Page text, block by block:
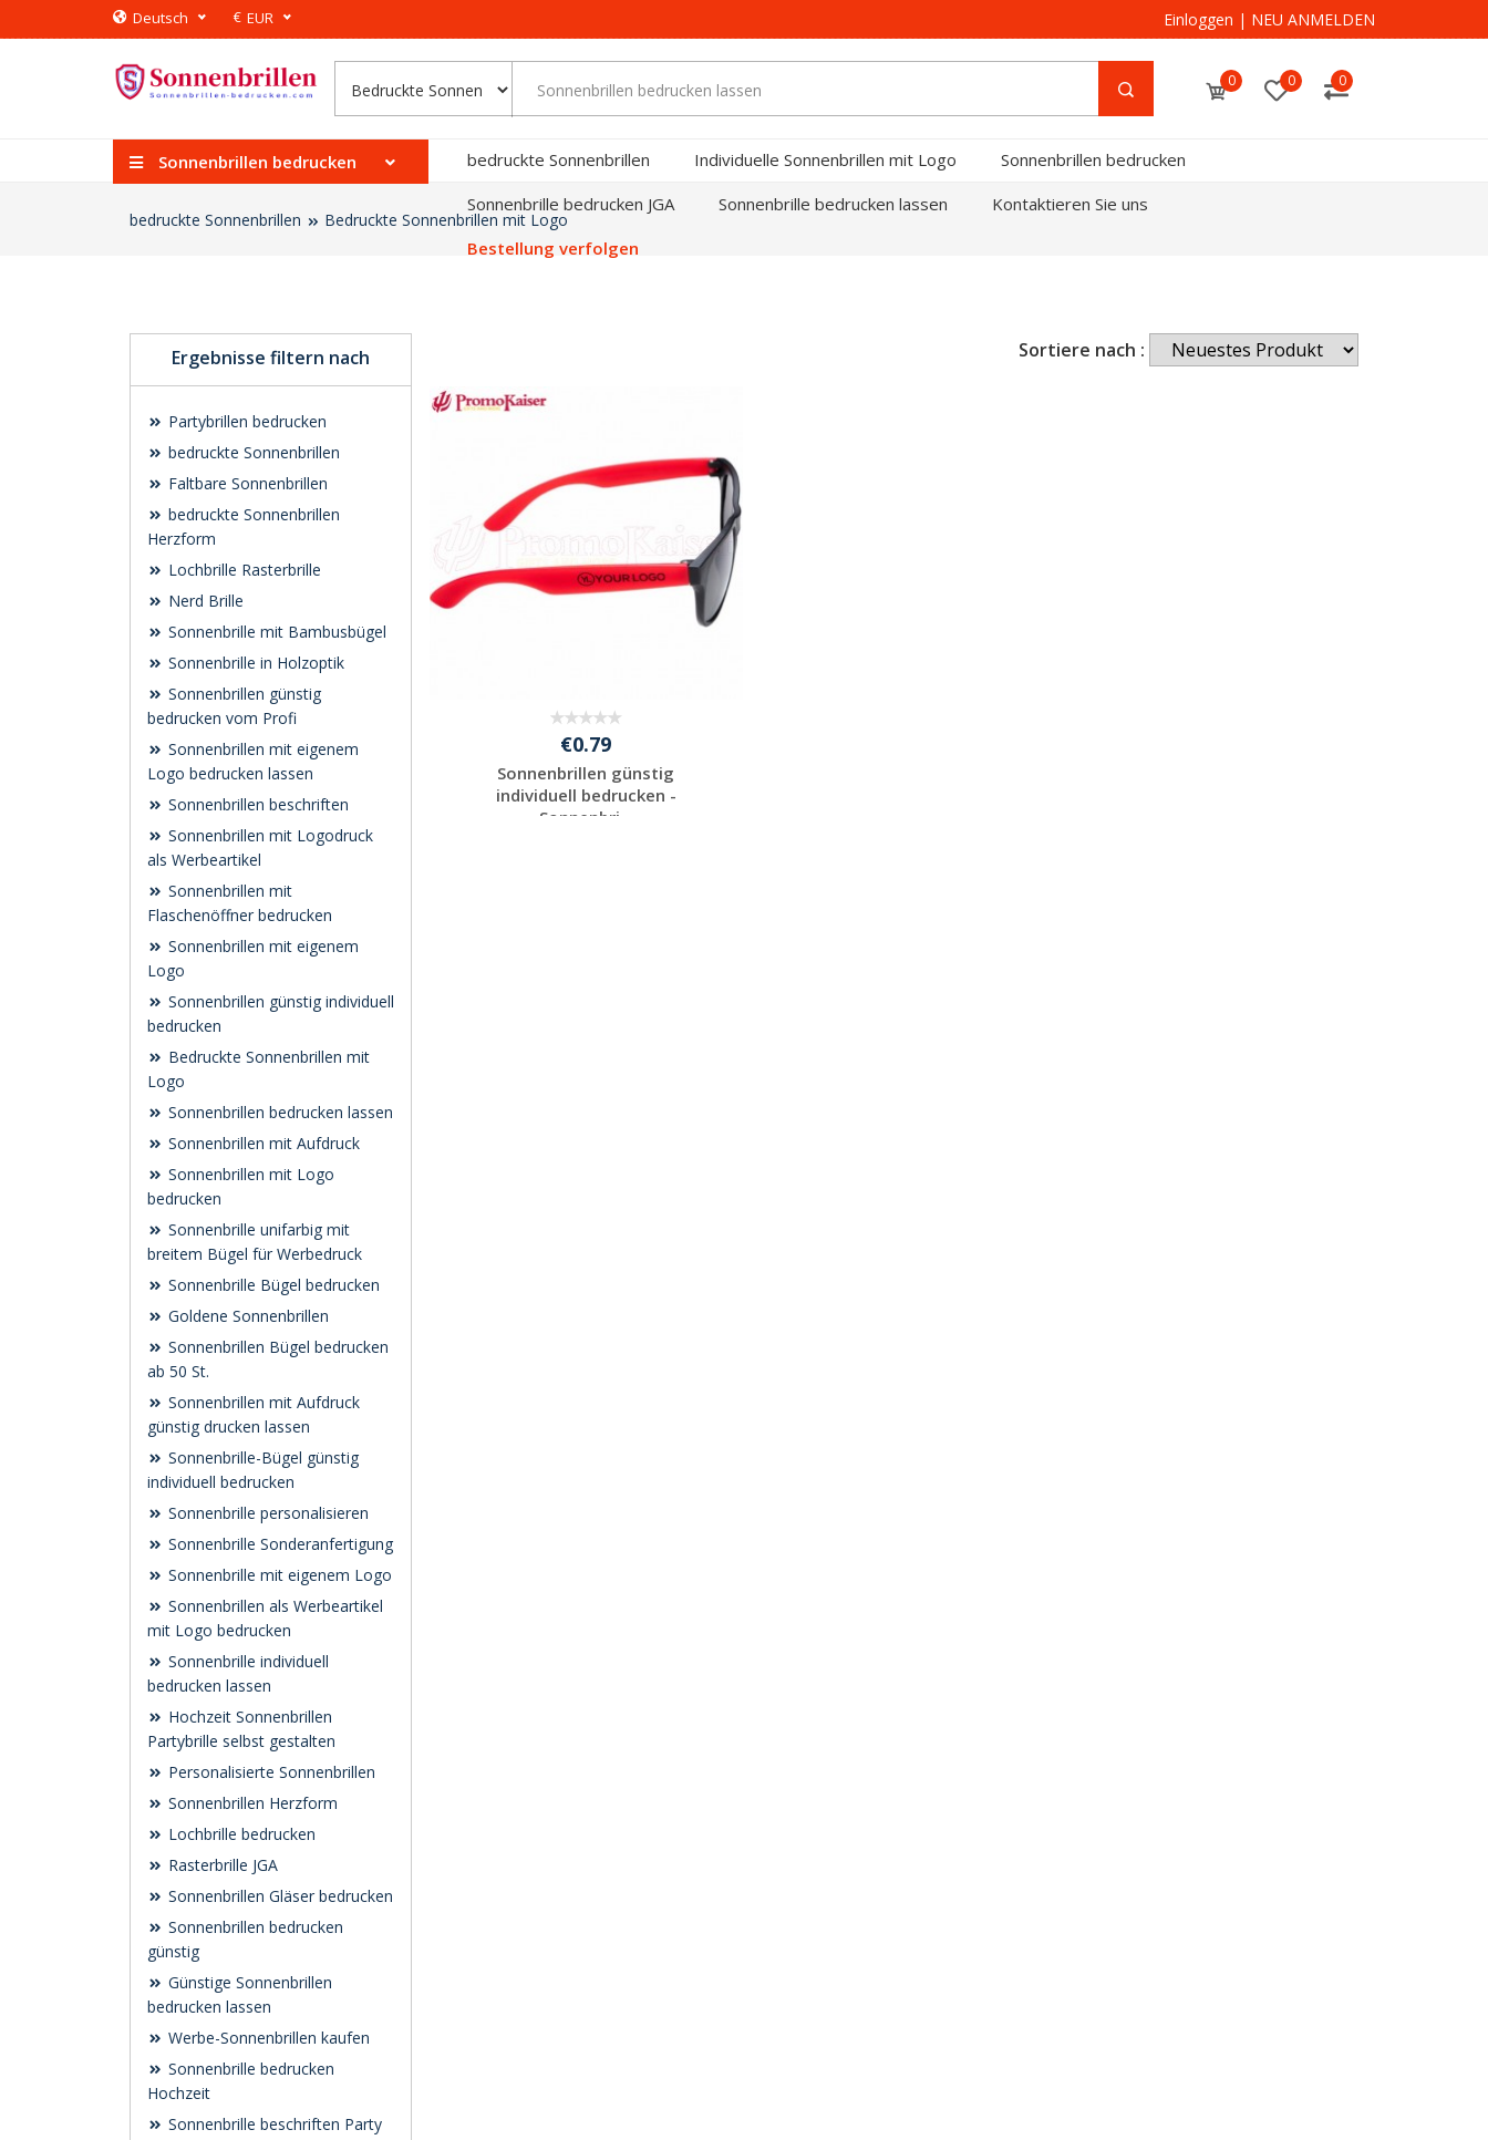
Deutsch € EUR Einloggen | NEU ANMELDEN
0 0 0
Sonnenbrillen bedrucken bedruckte Sonnenbrillen Individuelle Sonnenbrillen mit Logo
Sonnenbrillen bedrucken
Sonnenbrille bedrucken JGA
Sonnenbrille bedrucken lassen
Kontaktieren Sie uns
Bestellung verfolgen
bedruckte Sonnenbrillen Bedruckte Sonnenbrillen mit Logo
Ergebnisse filtern nach
Partybrillen bedrucken
bedruckte Sonnenbrillen
Faltbare Sonnenbrillen
bedruckte Sonnenbrillen
Herzform
Lochbrille Rasterbrille
Nerd Brille
Sonnenbrille mit Bambusbügel
Sonnenbrille in Holzoptik
Sonnenbrillen günstig
bedrucken vom Profi
Sonnenbrillen mit eigenem
Logo bedrucken lassen
Sonnenbrillen beschriften
Sonnenbrillen mit Logodruck
als Werbeartikel
Sonnenbrillen mit
Flaschenöffner bedrucken
Sonnenbrillen mit eigenem
Logo
Sonnenbrillen günstig individuell
bedrucken
Bedruckte Sonnenbrillen mit
Logo
Sonnenbrillen bedrucken lassen
Sonnenbrillen mit Aufdruck
Sonnenbrillen mit Logo
bedrucken
Sonnenbrille unifarbig mit
breitem Bügel für Werbedruck
Sonnenbrille Bügel bedrucken
Goldene Sonnenbrillen
Sonnenbrillen Bügel bedrucken
ab 50 St.
Sonnenbrillen mit Aufdruck
günstig drucken lassen
Sonnenbrille-Bügel günstig
individuell bedrucken
Sonnenbrille personalisieren
Sonnenbrille Sonderanfertigung
Sonnenbrille mit eigenem Logo
Sonnenbrillen als Werbeartikel
mit Logo bedrucken
Sonnenbrille individuell
bedrucken lassen
Hochzeit Sonnenbrillen
Partybrille selbst gestalten
Personalisierte Sonnenbrillen
Sonnenbrillen Herzform
Lochbrille bedrucken
Rasterbrille JGA
Sonnenbrillen Gläser bedrucken
Sonnenbrillen bedrucken
günstig
Günstige Sonnenbrillen
bedrucken lassen
Werbe-Sonnenbrillen kaufen
Sonnenbrille bedrucken
Hochzeit
Sonnenbrille beschriften Party
Sortiere nach :
€0.79
Sonnenbrillen günstig
individuell bedrucken -
Sonnenbri...